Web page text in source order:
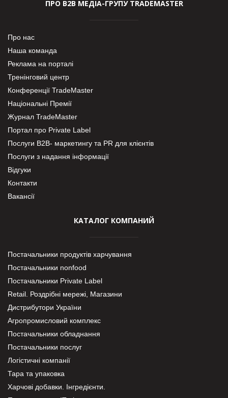
ПРО В2В МЕДІА-ГРУПУ TRADEMASTER
Про нас
Наша команда
Реклама на порталі
Тренінговий центр
Конференції TradeMaster
Національні Премії
Журнал TradeMaster
Портал про Private Label
Послуги В2В- маркетингу та PR для клієнтів
Послуги з надання інформації
Відгуки
Контакти
Вакансії
КАТАЛОГ КОМПАНИЙ
Постачальники продуктів харчування
Постачальники nonfood
Постачальники Private Label
Retail. Роздрібні мережі, Магазини
Дистрибутори України
Агропромисловий комплекс
Постачальники обладнання
Постачальники послуг
Логістичні компанії
Тара та упаковка
Харчові добавки. Інгредієнти.